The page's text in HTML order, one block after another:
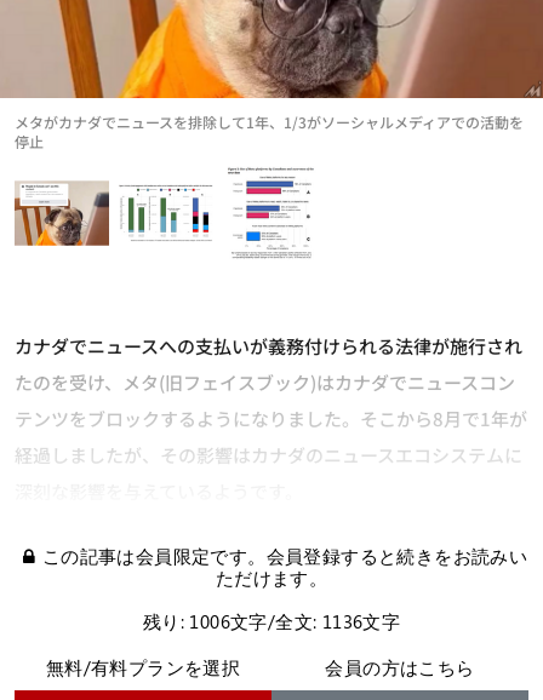
メタがカナダでニュースを排除して1年、1/3がソーシャルメディアでの活動を
停止
カナダでニュースへの支払いが義務付けられる法律が施行され
たのを受け、メタ(旧フェイスブック)はカナダでニュースコン
テンツをブロックするようになりました。そこから8月で1年が
経過しましたが、その影響はカナダのニュースエコシステムに
この記事は会員限定です。会員登録すると続きをお読みい
ただけます。
残り: 1006文字/全文: 1136文字
無料/有料プランを選択
会員の方はこちら